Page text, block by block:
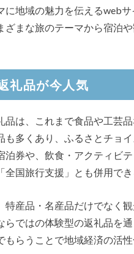
に地域の魅力を伝えるweb
ざまな旅のテーマから宿泊
礼品が今人気
品は、これまで食品や工芸
も多くあり、ふるさとチョ
泊券や、飲食・アクティビ
全国旅行支援」とも併用で
特産品・名産品だけでなく
らではの体験型の返礼品を
もらうことで地域経済の活